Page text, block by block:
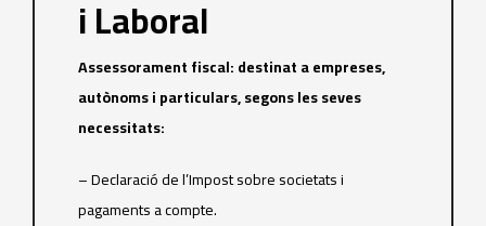
i Laboral
Assessorament fiscal: destinat a empreses,
autònoms i particulars, segons les seves
necessitats:
– Declaració de l’Impost sobre societats i
pagaments a compte.